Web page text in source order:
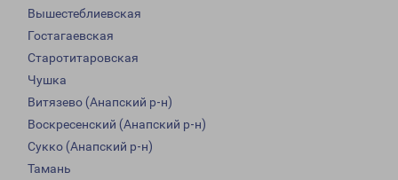
Вышестеблиевская
Гостагаевская
Старотитаровская
Чушка
Витязево (Анапский р-н)
Воскресенский (Анапский р-н)
Сукко (Анапский р-н)
Тамань